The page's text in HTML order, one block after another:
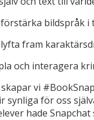
bildspråk i
fram
och interagera
vi
synliga för oss
hade Snapchat